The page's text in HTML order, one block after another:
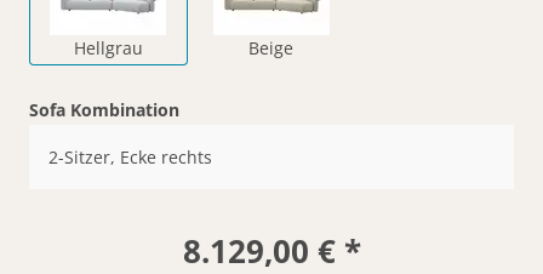
Hellgrau Beige
Sofa Kombination
2-Sitzer, Ecke rechts
8.129,00 € *